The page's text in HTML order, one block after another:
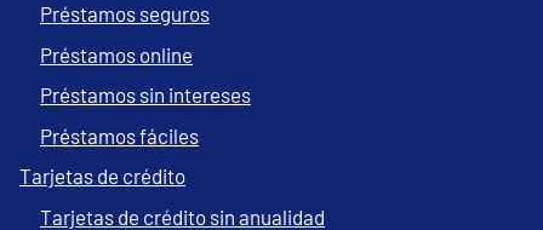
Préstamos seguros
Préstamos online
Préstamos sin intereses
Préstamos fáciles
Tarjetas de crédito
Tarjetas de crédito sin anualidad